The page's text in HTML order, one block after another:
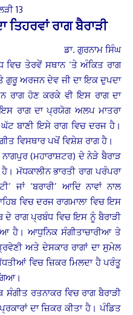
13
ਤਿਹਰਵਾਂ ਰਾਗ ਬੈਰਾੜੀ
ਡਾ. ਗੁਰਨਾਮ ਸਿੰਘ
ਵਿਚ ਤੇਰਵੇਂ ਸਥਾਨ ‘ਤੇ ਅੰਕਿਤ ਰਾਗ
ਗੁਰੂ ਅਰਜਨ ਦੇਵ ਜੀ ਦਾ ਇਕ ਦੁਪਦਾ
ਰਾਗ ਹੋਣ ਕਰਕੇ ਵੀ ਇਸ ਰਾਗ ਦਾ
ਰਾਗ ਦਾ ਪ੍ਰਯੋਗ ਅਲਪ ਮਾਤਰਾ
ਬਾਣੀ ਇਸੇ ਰਾਗ ਵਿਚ ਦਰਜ ਹੈ।
ਵਿਸਥਾਰ ਪਖੋਂ ਵਿਸ਼ੇਸ਼ ਰਾਗ ਹੈ।
(ਮਹਾਰਾਸ਼ਟਰ) ਦੇ ਨੇੜੇ ਬੈਰਾੜ
ਮੱਧਕਾਲੀਨ ਭਾਰਤੀ ਰਾਗ ਪਰੰਪਰਾ
ਜਾਂ ‘ਬਰਾਰੀ’ ਆਦਿ ਨਾਵਾਂ ਨਾਲ
ਵਿਚ ਦਰਜ ਰਾਗਮਾਲਾ ਵਿਚ ਇਸ
ਦੇ ਰਾਗ ਪ੍ਰਬੰਧ ਵਿਚ ਇਸ ਨੂੰ ਬੈਰਾੜੀ
ਹੈ। ਆਧੁਨਿਕ ਸੰਗੀਤਾਚਾਰੀਆ ਤੇ
ਅਤੇ ਦੇਸਕਾਰ ਰਾਗਾਂ ਦਾ ਸੁਮੇਲ
ਵਿਚ ਜ਼ਿਕਰ ਮਿਲਦਾ ਹੈ ਪਰੰਤੂ
ਰਤਨਾਕਰ ਵਿਚ ਰਾਗ ਬੈਰਾੜੀ
ਦਾ ਜ਼ਿਕਰ ਕੀਤਾ ਹੈ। ਪੰਡਿਤ